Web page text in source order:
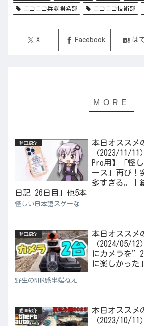
ニコニコ兵器開発部 ニコニコ技術部
X Facebook は
動画紹介
本日オススメ
（2023/11/
Pro用】「怪
ース」再び！
多すぎる。｜
日記 26日目」他5本
怪しい日本語スゲーな
動画紹介
本日オススメ
（2024/05/
にカメラを
に楽しかった
野生のNHK感半端ねえ
動画紹介
本日オススメ
（2023/10/